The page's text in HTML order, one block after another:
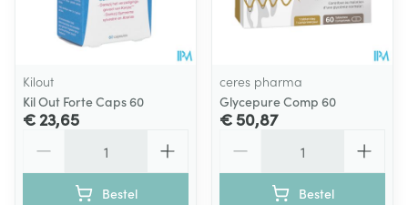
Kilout
Kil Out Forte Caps 60
€ 23,65
Bestel
ceres pharma
Glycepure Comp 60
€ 50,87
Bestel